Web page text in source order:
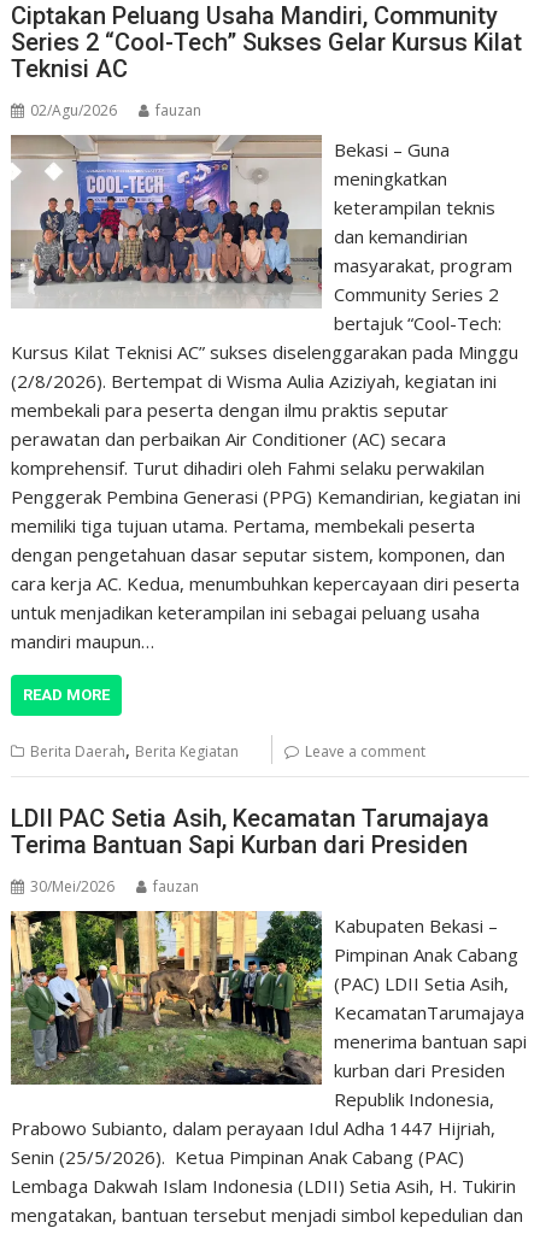
Ciptakan Peluang Usaha Mandiri, Community
Series 2 “Cool-Tech” Sukses Gelar Kursus Kilat
Teknisi AC
02/Agu/2026 fauzan
Bekasi – Guna
meningkatkan
keterampilan teknis
dan kemandirian
masyarakat, program
Community Series 2
bertajuk “Cool-Tech:
Kursus Kilat Teknisi AC” sukses diselenggarakan pada Minggu
(2/8/2026). Bertempat di Wisma Aulia Aziziyah, kegiatan ini
membekali para peserta dengan ilmu praktis seputar
perawatan dan perbaikan Air Conditioner (AC) secara
komprehensif. Turut dihadiri oleh Fahmi selaku perwakilan
Penggerak Pembina Generasi (PPG) Kemandirian, kegiatan ini
memiliki tiga tujuan utama. Pertama, membekali peserta
dengan pengetahuan dasar seputar sistem, komponen, dan
cara kerja AC. Kedua, menumbuhkan kepercayaan diri peserta
untuk menjadikan keterampilan ini sebagai peluang usaha
mandiri maupun…
READ MORE
Berita Daerah, Berita Kegiatan Leave a comment
LDII PAC Setia Asih, Kecamatan Tarumajaya
Terima Bantuan Sapi Kurban dari Presiden
30/Mei/2026 fauzan
Kabupaten Bekasi –
Pimpinan Anak Cabang
(PAC) LDII Setia Asih,
KecamatanTarumajaya
menerima bantuan sapi
kurban dari Presiden
Republik Indonesia,
Prabowo Subianto, dalam perayaan Idul Adha 1447 Hijriah,
Senin (25/5/2026). Ketua Pimpinan Anak Cabang (PAC)
Lembaga Dakwah Islam Indonesia (LDII) Setia Asih, H. Tukirin
mengatakan, bantuan tersebut menjadi simbol kepedulian dan